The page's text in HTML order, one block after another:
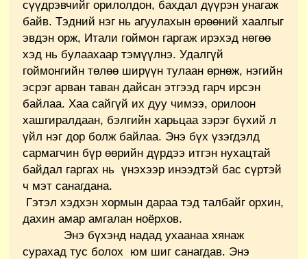
сүүдрэвчийг орилолдон, бахдал дүүрэн унагаж
байв. Тэдний нэг нь агуулахын өрөөний хаалгыг
эвдэн орж, Итали гоймон гаргаж ирэхэд нөгөө
хэд нь булаахаар тэмүүлнэ. Удалгүй
гоймонгийн төлөө ширүүн тулаан өрнөж, нэгийн
эсрэг арван таван дайсан этгээд гарч ирсэн
байлаа. Хаа сайгүй их дуу чимээ, орилоон
хашгиралдаан, бэлгийн харьцаа зэрэг бүхий л
үйл нэг дор болж байлаа. Энэ бүх үзэгдэлд
сармагчин бүр өөрийн дүрдээ итгэн нухацтай
байдал гаргах нь үнэхээр инээдтэй бас сүртэй
ч мэт санагдана.
Гэтэл хэдхэн хормын дараа тэд талбайг орхин,
дахин амар амгалан ноёрхов.
Энэ бүхэнд надад ухаанаа хянаж
сурахад тус болох юм шиг санагдав. Энэ